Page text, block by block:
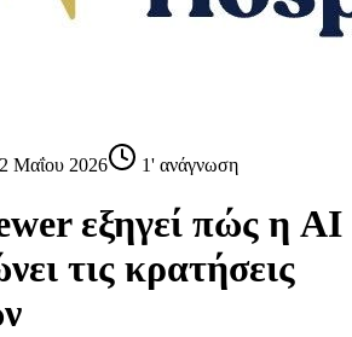
Μαΐου 2026 1' ανάγνωση
εξηγεί πώς η AI
τις κρατήσεις